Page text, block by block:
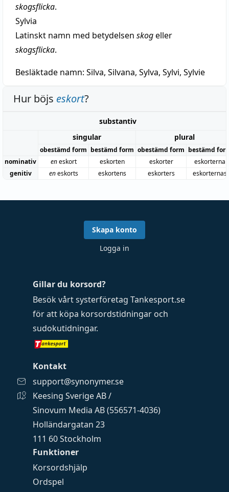
skogsflicka.
Sylvia
Latinskt namn med betydelsen skogeller
skogsflicka.
Besläktade namn: Silva, Silvana, Sylva, Sylvi, Sylvie
Hur böjs eskort?
substantiv
singular
plural
obestämd form bestämd form obestämd form bestämd
nominativ
eneskort eskorten eskorter
eskorterna
genitiv
eneskorts eskortens eskorters eskorternas
Funktioner
Korsordshjälp
Ordspel
Gillar du korsord?
Besök vårt systerföretag Tankesport.se
för att köpa korsordstidningar och
sudokutidningar.
Kontakt
support@synonymer.se
Keesing Sverige AB /
Sinovum Media AB (556571-4036)
Holländargatan 23
111 60 Stockholm
Skapa konto
Logga in